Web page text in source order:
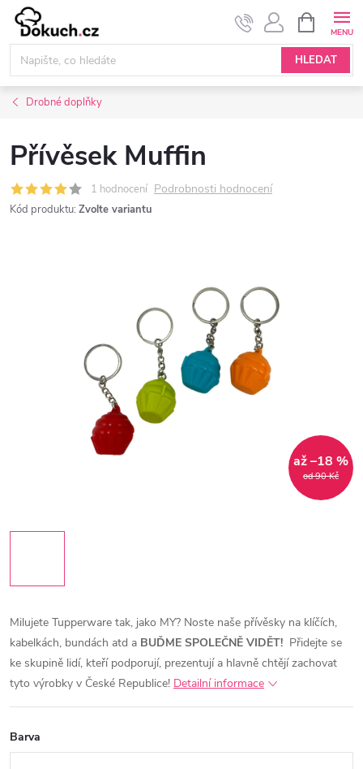
Přejít
obsah
HLEDAT
NÁKUPNÍ
KOŠÍK
Drobné doplňky
Přívěsek Muffin
1 hodnocení Podrobnosti hodnocení
Kód produktu: Zvolte variantu
od 90 Kč
až –18 %
Milujete Tupperware tak, jako MY? Noste naše přívěsky na klíčích,
kabelkách, bundách atd a BUĎME SPOLEČNĚ VIDĚT! Přidejte se
ke skupině lidí, kteří podporují, prezentují a hlavně chtějí zachovat
tyto výrobky v České Republice! Detailní informace
Barva